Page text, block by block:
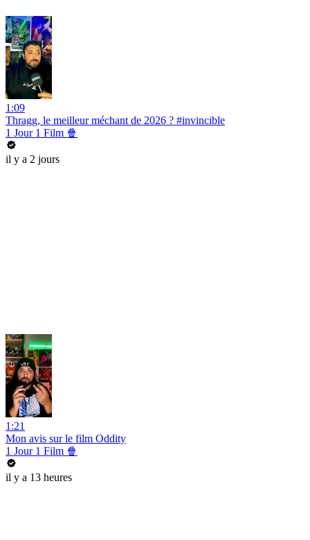
1:09
Thragg, le meilleur méchant de 2026 ? #invincible
1 Jour 1 Film 🍿
il y a 2 jours
1:21
Mon avis sur le film Oddity
1 Jour 1 Film 🍿
il y a 13 heures